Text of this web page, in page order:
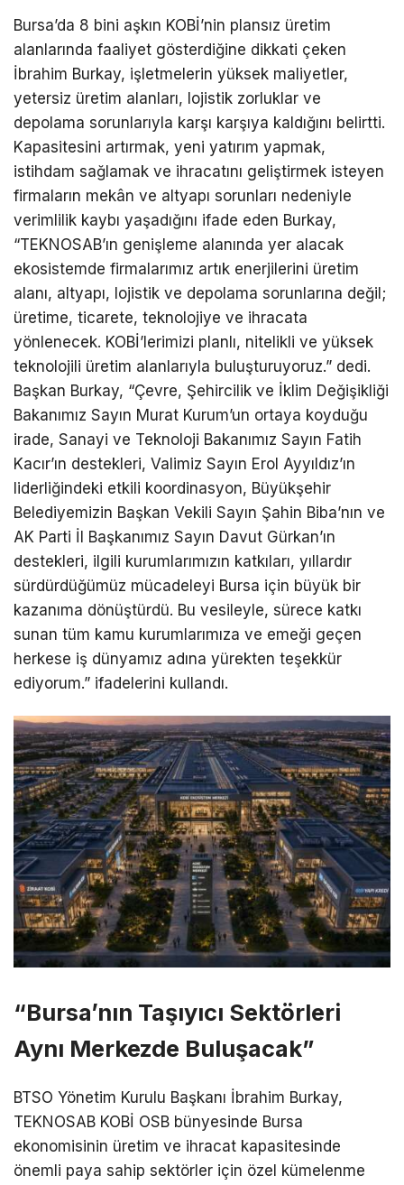
Bursa’da 8 bini aşkın KOBİ’nin plansız üretim
alanlarında faaliyet gösterdiğine dikkati çeken
İbrahim Burkay, işletmelerin yüksek maliyetler,
yetersiz üretim alanları, lojistik zorluklar ve
depolama sorunlarıyla karşı karşıya kaldığını belirtti.
Kapasitesini artırmak, yeni yatırım yapmak,
istihdam sağlamak ve ihracatını geliştirmek isteyen
firmaların mekân ve altyapı sorunları nedeniyle
verimlilik kaybı yaşadığını ifade eden Burkay,
“TEKNOSAB’ın genişleme alanında yer alacak
ekosistemde firmalarımız artık enerjilerini üretim
alanı, altyapı, lojistik ve depolama sorunlarına değil;
üretime, ticarete, teknolojiye ve ihracata
yönlenecek. KOBİ’lerimizi planlı, nitelikli ve yüksek
teknolojili üretim alanlarıyla buluşturuyoruz.” dedi.
Başkan Burkay, “Çevre, Şehircilik ve İklim Değişikliği
Bakanımız Sayın Murat Kurum’un ortaya koyduğu
irade, Sanayi ve Teknoloji Bakanımız Sayın Fatih
Kacır’ın destekleri, Valimiz Sayın Erol Ayyıldız’ın
liderliğindeki etkili koordinasyon, Büyükşehir
Belediyemizin Başkan Vekili Sayın Şahin Biba’nın ve
AK Parti İl Başkanımız Sayın Davut Gürkan’ın
destekleri, ilgili kurumlarımızın katkıları, yıllardır
sürdürdüğümüz mücadeleyi Bursa için büyük bir
kazanıma dönüştürdü. Bu vesileyle, sürece katkı
sunan tüm kamu kurumlarımıza ve emeği geçen
herkese iş dünyamız adına yürekten teşekkür
ediyorum.” ifadelerini kullandı.
“Bursa’nın Taşıyıcı Sektörleri
Aynı Merkezde Buluşacak”
BTSO Yönetim Kurulu Başkanı İbrahim Burkay,
TEKNOSAB KOBİ OSB bünyesinde Bursa
ekonomisinin üretim ve ihracat kapasitesinde
önemli paya sahip sektörler için özel kümelenme